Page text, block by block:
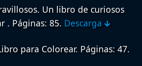
Un libro de curiosos
. Páginas: 85. Descarga 🡳
para Colorear. Páginas: 47.